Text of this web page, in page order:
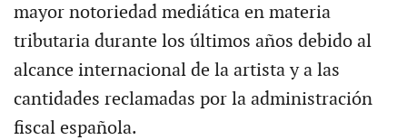
mayor notoriedad mediática en materia
tributaria durante los últimos años debido al
alcance internacional de la artista y a las
cantidades reclamadas por la administración
fiscal española.